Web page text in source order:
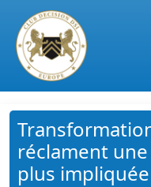
Passer au contenu
réclament
plus impliquée